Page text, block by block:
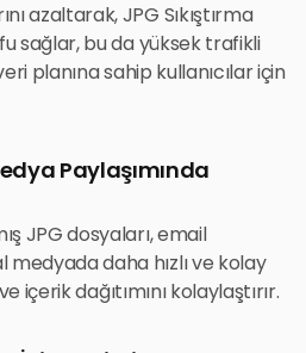
azaltarak, JPG Sıkıştırma
sağlar, bu da yüksek trafikli
planına sahip kullanıcılar için
Paylaşımında
JPG dosyaları, email
daha hızlı ve kolay
içerik dağıtımını kolaylaştırır.